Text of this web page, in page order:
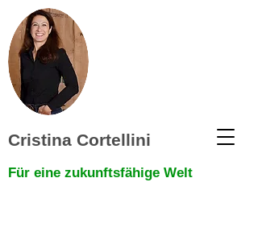
Cristina Cortellini
Für eine zukunftsfähige Welt